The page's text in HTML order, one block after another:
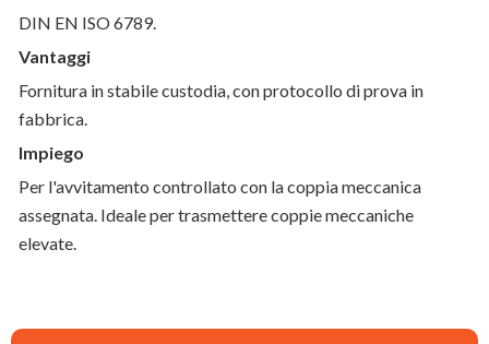
DIN EN ISO 6789.
Vantaggi
Fornitura in stabile custodia, con protocollo di prova in
fabbrica.
Impiego
Per l'avvitamento controllato con la coppia meccanica
assegnata. Ideale per trasmettere coppie meccaniche
elevate.